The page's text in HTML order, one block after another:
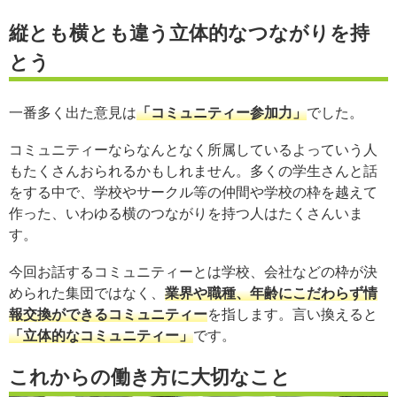
縦とも横とも違う立体的なつながりを持
とう
一番多く出た意見は「コミュニティー参加力」でした。
コミュニティーならなんとなく所属しているよっていう人
もたくさんおられるかもしれません。多くの学生さんと話
をする中で、学校やサークル等の仲間や学校の枠を越えて
作った、いわゆる横のつながりを持つ人はたくさんいま
す。
今回お話するコミュニティーとは学校、会社などの枠が決
められた集団ではなく、 業界や職種、年齢にこだわらず情
報交換ができるコミュニティーを指します。言い換えると
「立体的なコミュニティー」です。
これからの働き方に大切なこと